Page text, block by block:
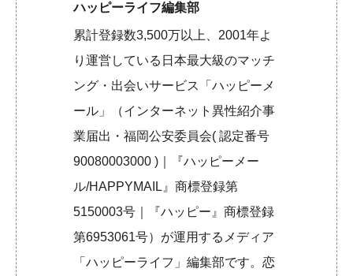
ハッピーライフ編集部
累計登録数3,500万以上、2001年よ
り運営している日本最大級のマッチ
ング・出会いサービス「ハッピーメ
ール」（インターネット異性紹介事
業届出・福岡公安委員会( 認定番号
90080003000 )｜『ハッピーメー
ル/HAPPYMAIL』商標登録第
5150003号｜『ハッピー』商標登録
第6953061号）が運用するメディア
「ハッピーライフ」編集部です。恋